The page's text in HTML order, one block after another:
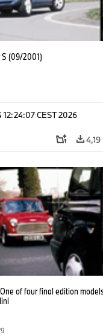
S (09/2001)
12:24:07 CEST 2026
4,19
of four final edition